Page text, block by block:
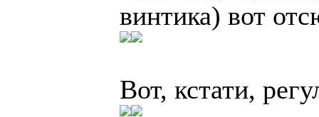
винтика) вот
Вот, кстати,